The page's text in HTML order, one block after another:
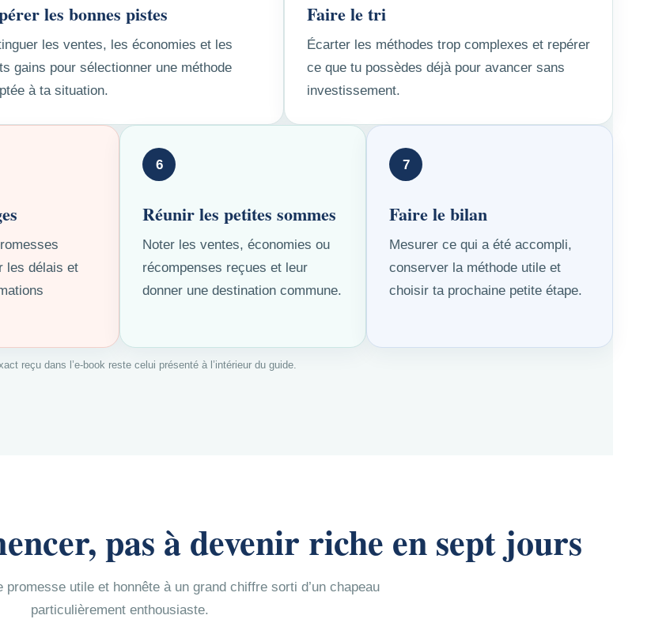
les bonnes pistes
les ventes, les économies et les
gains pour sélectionner une méthode
à ta situation.
Faire le tri
Écarter les méthodes trop complexes et repérer
ce que tu possèdes déjà pour avancer sans
investissement.
les délais et
6
Réunir les petites sommes
Noter les ventes, économies ou
récompenses reçues et leur
donner une destination commune.
7
Faire le bilan
Mesurer ce qui a été accompli,
conserver la méthode utile et
choisir ta prochaine petite étape.
reçu dans l’e-book reste celui présenté à l’intérieur du guide.
pas à devenir riche en sept jours
promesse utile et honnête à un grand chiffre sorti d’un chapeau
particulièrement enthousiaste.